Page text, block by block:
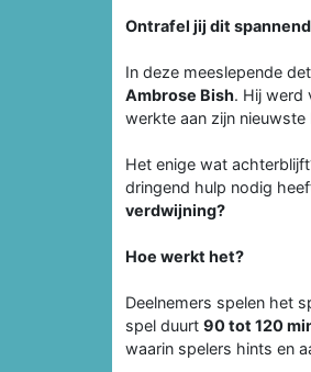
Ontrafel jij dit
In deze meeslepende
Ambrose Bish. Hij werd
werkte aan zijn
Het enige wat
dringend hulp nodig
verdwijning?
Hoe werkt het?
Deelnemers spelen het
spel duurt 90 tot 120
waarin spelers hints en